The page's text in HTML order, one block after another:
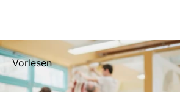
Vorlesen